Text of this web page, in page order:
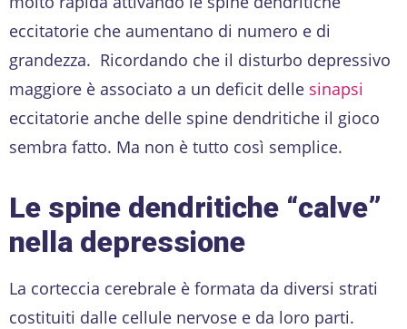
eccitatorie che aumentano di numero e di
grandezza. Ricordando che il disturbo depressivo
maggiore è associato a un deficit delle sinapsi
eccitatorie anche delle spine dendritiche il gioco
sembra fatto. Ma non è tutto così semplice.
Le spine dendritiche “calve”
nella depressione
La corteccia cerebrale è formata da diversi strati
costituiti dalle cellule nervose e da loro parti.